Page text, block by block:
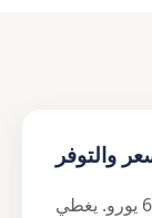
والتوفر
السعر الافتتاحي للمشروع هو 650,000 يورو. يغطي